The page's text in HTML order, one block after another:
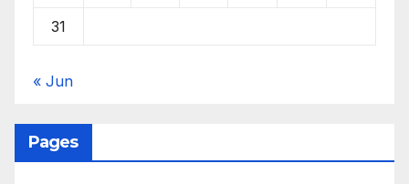
31
« Jun
Pages